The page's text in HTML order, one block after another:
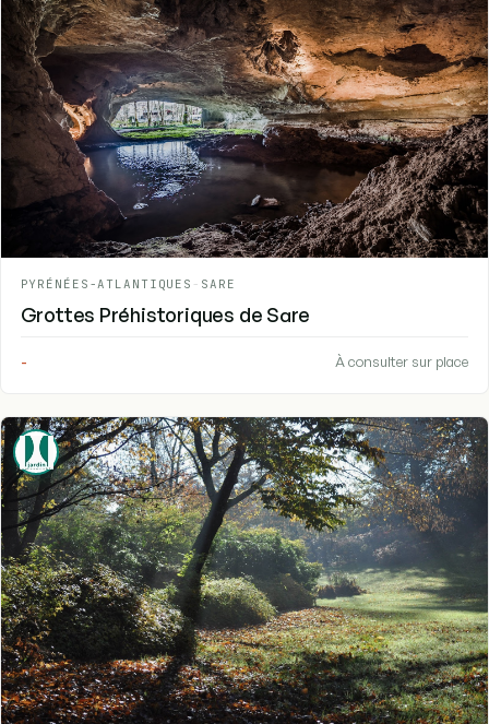
PYRÉNÉES-ATLANTIQUES - SARE
Grottes Préhistoriques de Sare
- À consulter sur place